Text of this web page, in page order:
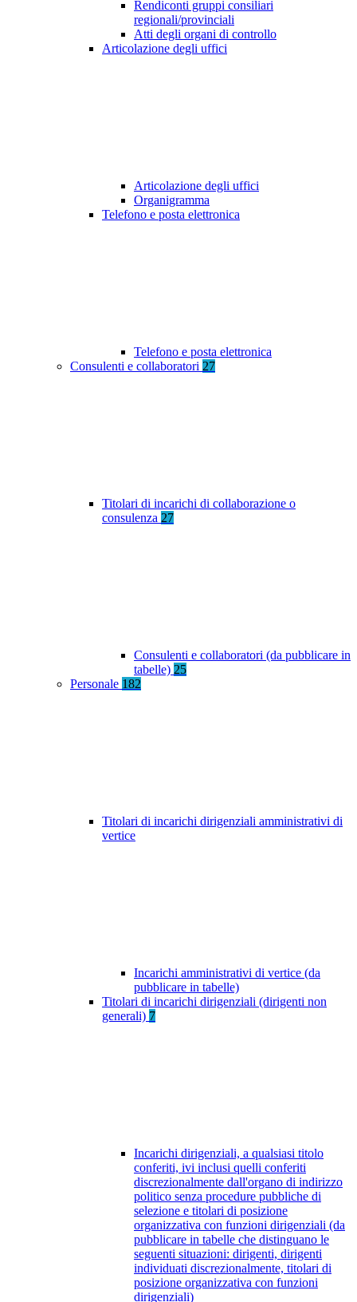
Rendiconti gruppi consiliari
regionali/provinciali
Atti degli organi di controllo
Articolazione degli uffici
Articolazione degli uffici
Organigramma
Telefono e posta elettronica
Telefono e posta elettronica
Consulenti e collaboratori 27
Titolari di incarichi di collaborazione o
consulenza 27
Consulenti e collaboratori (da pubblicare in
tabelle) 25
Personale 182
Titolari di incarichi dirigenziali amministrativi di
vertice
Incarichi amministrativi di vertice (da
pubblicare in tabelle)
Titolari di incarichi dirigenziali (dirigenti non
generali) 7
Incarichi dirigenziali, a qualsiasi titolo
conferiti, ivi inclusi quelli conferiti
discrezionalmente dall'organo di indirizzo
politico senza procedure pubbliche di
selezione e titolari di posizione
organizzativa con funzioni dirigenziali (da
pubblicare in tabelle che distinguano le
seguenti situazioni: dirigenti, dirigenti
individuati discrezionalmente, titolari di
posizione organizzativa con funzioni
dirigenziali)